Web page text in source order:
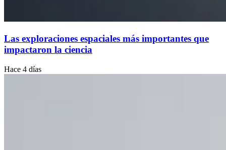
Las exploraciones espaciales más importantes que
impactaron la ciencia
Hace 4 días